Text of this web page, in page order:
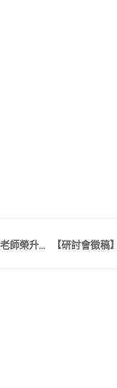
狂賀!!! 恭喜本系呂妍慧老師榮升副教授